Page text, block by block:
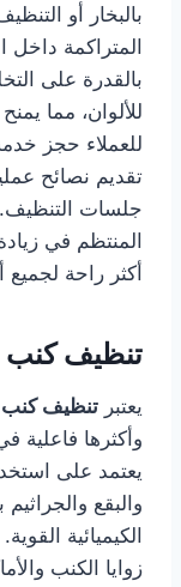
بالبخار أو
المتراكمة
بالقدرة على
للألوان، مما
للعملاء حجز
تقديم نصائح
جلسات
المنتظم في
أكثر راحة لجميع
تنظيف كنب
يعتبر تنظيف كنب
وأكثرها
يعتمد على
والبقع
الكيميائية
زوايا الكنب